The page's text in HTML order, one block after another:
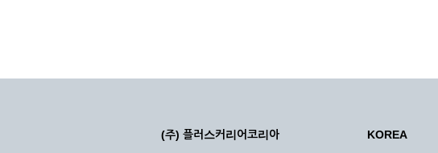
(주) 플러스커리어코리아 KOREA